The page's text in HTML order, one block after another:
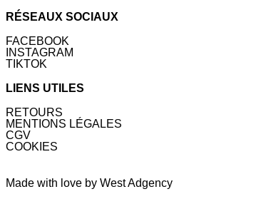
RÉSEAUX SOCIAUX
FACEBOOK
INSTAGRAM
TIKTOK
LIENS UTILES
RETOURS
MENTIONS LÉGALES
CGV
COOKIES
Made with love by West Adgency